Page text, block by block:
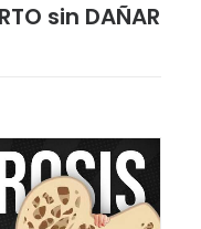
sin DAÑAR